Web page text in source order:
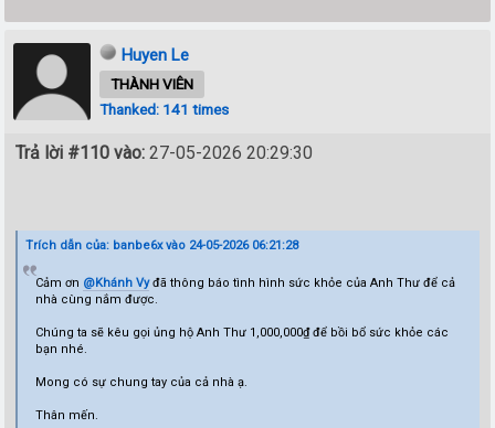
Huyen Le
THÀNH VIÊN
Thanked: 141 times
Trả lời #110 vào: 27-05-2026 20:29:30
Trích dẫn của: banbe6x vào 24-05-2026 06:21:28
Cảm ơn @Khánh Vyđã thông báo tình hình sức khỏe của Anh Thư để cả
nhà cùng nắm được.
Chúng ta sẽ kêu gọi ủng hộ Anh Thư 1,000,000₫ để bồi bổ sức khỏe các
bạn nhé.
Mong có sự chung tay của cả nhà ạ.
Thân mến.